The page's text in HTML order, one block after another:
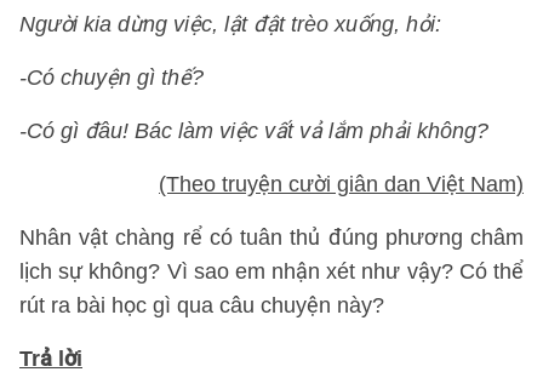
Người kia dừng việc, lật đật trèo xuống, hỏi:
-Có chuyện gì thế?
-Có gì đâu! Bác làm việc vất vả lắm phải không?
(Theo truyện cười giân dan Việt Nam)
Nhân vật chàng rể có tuân thủ đúng phương châm
lịch sự không? Vì sao em nhận xét như vậy? Có thể
rút ra bài học gì qua câu chuyện này?
Trả lời